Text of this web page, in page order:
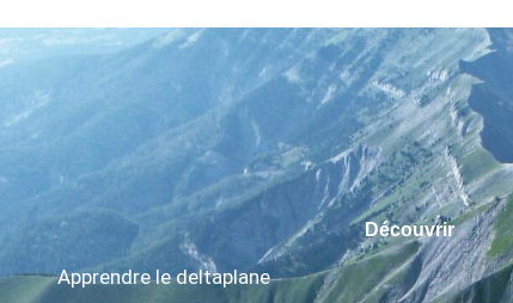
Découvrir
Apprendre le deltaplane